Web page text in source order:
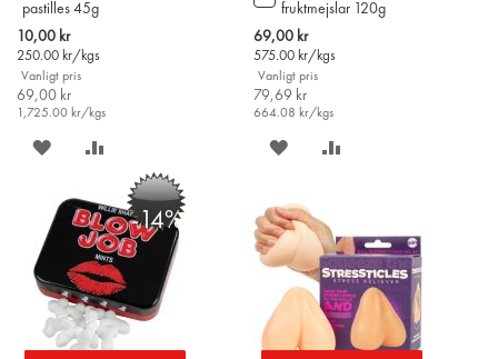
pastilles 45g
Special
Price
10,00 kr
250.00 kr/kgs
Vanligt pris
69,00 kr
1,725.00 kr/kgs
SPARA
ÖNSKELISTAN
JÄMFÖR
fruktmejslar 120g
Special
Price
69,00 kr
575.00 kr/kgs
Vanligt pris
79,69 kr
664.08 kr/kgs
till
i
varukorgen
SPARA
ÖNSKELISTAN
-14%